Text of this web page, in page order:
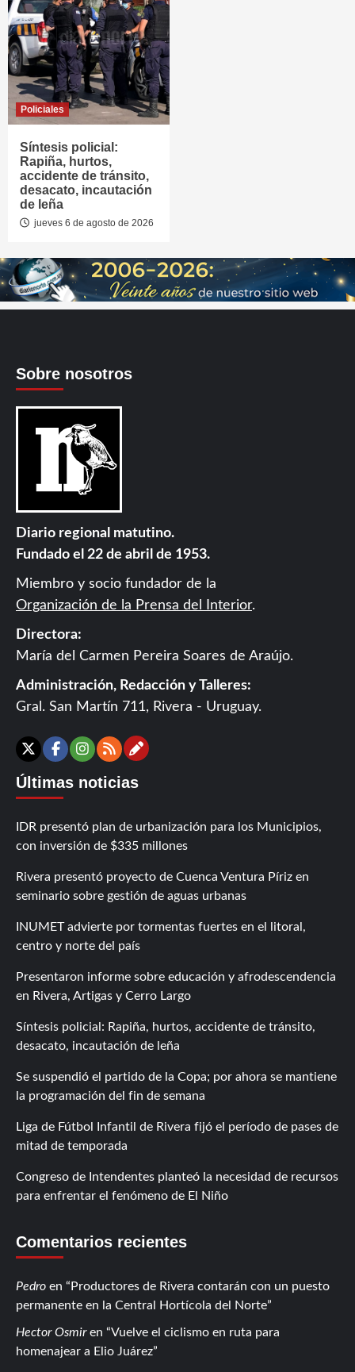
Policiales
Síntesis policial:
Rapiña, hurtos,
accidente de tránsito,
desacato, incautación
de leña
jueves 6 de agosto de 2026
Sobre nosotros
Diario regional matutino.
Fundado el 22 de abril de 1953.
Miembro y socio fundador de la
Organización de la Prensa del Interior.
Directora:
María del Carmen Pereira Soares de Araújo.
Administración, Redacción y Talleres:
Gral. San Martín 711, Rivera - Uruguay.
X Facebook
Instagram
RSSContáctanos
Últimas noticias
IDR presentó plan de urbanización para los Municipios,
con inversión de $335 millones
Rivera presentó proyecto de Cuenca Ventura Píriz en
seminario sobre gestión de aguas urbanas
INUMET advierte por tormentas fuertes en el litoral,
centro y norte del país
Presentaron informe sobre educación y afrodescendencia
en Rivera, Artigas y Cerro Largo
Síntesis policial: Rapiña, hurtos, accidente de tránsito,
desacato, incautación de leña
Se suspendió el partido de la Copa; por ahora se mantiene
la programación del fin de semana
Liga de Fútbol Infantil de Rivera fijó el período de pases de
mitad de temporada
Congreso de Intendentes planteó la necesidad de recursos
para enfrentar el fenómeno de El Niño
Comentarios recientes
Pedro en
Productores de Rivera contarán con un puesto
permanente en la Central Hortícola del Norte
Hector Osmiren
Vuelve el ciclismo en ruta para
homenajear a Elio Juárez